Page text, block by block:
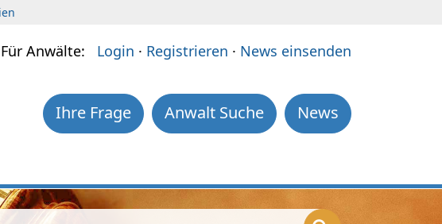
Für Anwälte: Login · Registrieren · News einsenden
News
Anwalt Suche
Ihre Frage